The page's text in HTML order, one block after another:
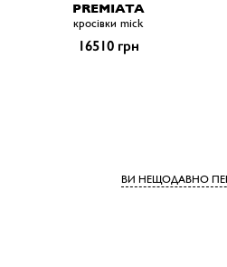
PREMIATA
кросівки mick
16510 грн
ВИ НЕЩОДАВНО